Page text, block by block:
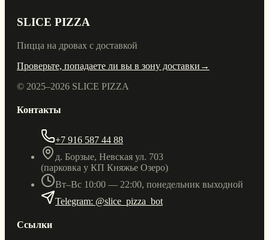
SLICE PIZZA
Пицца на дровах с доставкой
Проверьте, попадаете ли вы в зону доставки →
© 2025–2026 SLICE PIZZA
Контакты
+7 916 587 44 88
д. Борзые, Невская ул. 703
(парковка у КП Княжье Озеро)
Вт–Вс 10:00 — 22:00, понедельник выходной
Telegram: @slice_pizza_bot
Ссылки